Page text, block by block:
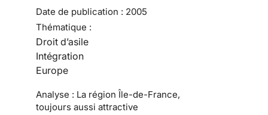
Date de publication : 2005
Thématique :
Droit d’asile
Intégration
Europe
Analyse : La région Île-de-France,
toujours aussi attractive